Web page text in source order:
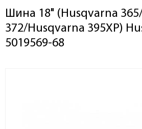
Шина 18" (Husqvarna
372/Husqvarna 395ХР)
5019569-68